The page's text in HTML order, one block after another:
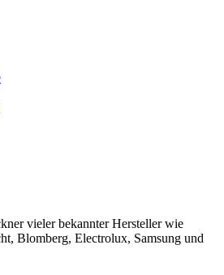
vieler bekannter Hersteller wie
Blomberg, Electrolux, Samsung und